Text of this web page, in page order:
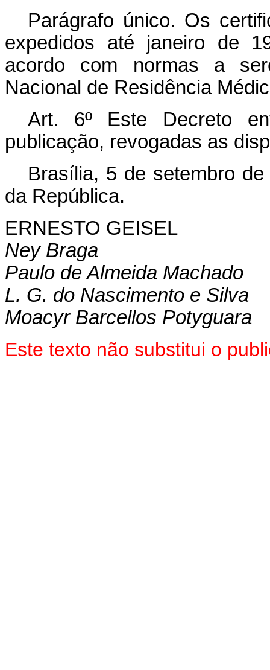
Parágrafo único. Os
expedidos até janeiro de
acordo com normas a
Nacional de Residência
Art. 6º Este Decreto
publicação, revogadas as
Brasília, 5 de setembro
da República.
ERNESTO GEISEL
Ney Braga
Paulo de Almeida Machado
L. G. do Nascimento e Silva
Moacyr Barcellos Potyguara
Este texto não substitui o